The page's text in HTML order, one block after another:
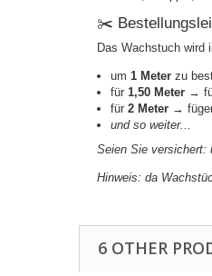
✂️
Das Wachstuch wird
um 1 Meter zu
für 1,50 Meter →
für 2 Meter →
und so weiter...
Seien Sie versichert:
Hinweis: da
6 OTHER